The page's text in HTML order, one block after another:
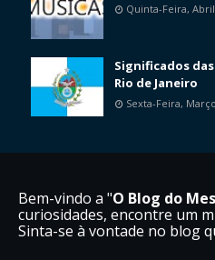
Quinta-Feira, Abril
Significados
Rio de Janeiro
Sexta-Feira,
Bem-vindo a "O Blog do
curiosidades, encontre um
Sinta-se à vontade no blog